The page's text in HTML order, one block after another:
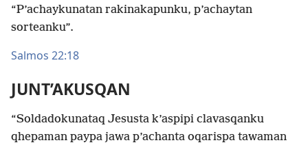
“P’achaykunatan rakinakapunku, p’achaytan
sorteanku”.
Salmos 22:18
JUNT’AKUSQAN
“Soldadokunataq Jesusta k’aspipi clavasqanku
qhepaman paypa jawa p’achanta oqarispa tawaman